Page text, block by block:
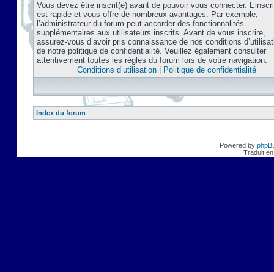
Vous devez être inscrit(e) avant de pouvoir vous connecter.
est rapide et vous offre de nombreux avantages. Par exemple,
l’administrateur du forum peut accorder des fonctionnalités
supplémentaires aux utilisateurs inscrits. Avant de vous inscrire,
assurez-vous d’avoir pris connaissance de nos conditions
de notre politique de confidentialité. Veuillez également consulter
attentivement toutes les règles du forum lors de votre navigation.
Conditions d’utilisation| Politique de confidentialité
Index du forum
Powered by
Traduit